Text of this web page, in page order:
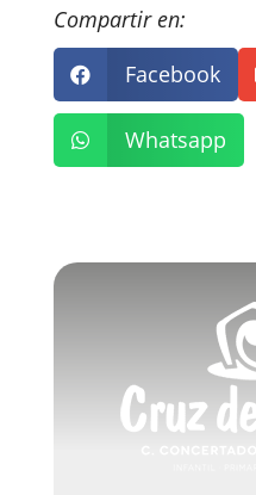
Compartir en:
 Facebook
 Whatsapp